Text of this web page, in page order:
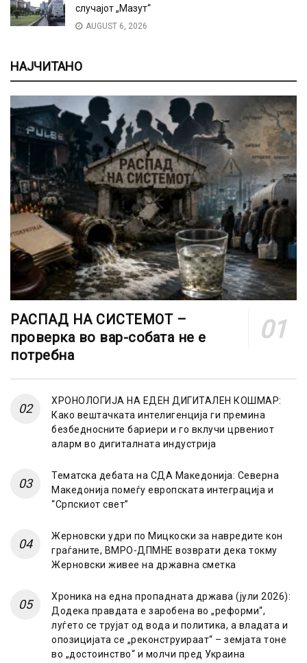
случајот „Мазут“
AUGUST 6, 2026
НАЈЧИТАНО
РАСПАД НА СИСТЕМОТ –
проверка во вар-собата не е
потребна
ХРОНОЛОГИЈА НА ЕДЕН ДИГИТАЛЕН КОШМАР:
Како вештачката интелигенција ги премина
безбедносните бариери и го вклучи црвениот
аларм во дигиталната индустрија
Тематска дебата на СДА Македонија: Северна
Македонија помеѓу европската интеграција и
“Српскиот свет”
Жерновски удри по Мицкоски за навредите кон
граѓаните, ВМРО-ДПМНЕ возврати дека токму
Жерновски живее на државна сметка
Хроника на една пропадната држава (јули 2026):
Додека правдата е заробена во „реформи“,
луѓето се трујат од вода и политика, а владата и
опозицијата се „реконструираат“ – земјата тоне
во „достоинство“ и молчи пред Украина